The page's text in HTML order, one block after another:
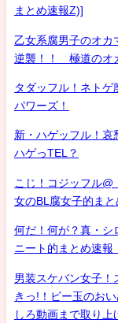
まとめ速報Z)]
乙女系腐男子のオ
逆襲！！ 極道のオ
タダッフル！ネト
パワーズ！
新・ハゲッフル！哀
ハゲっTEL？
こじ！コジッフル
女のBL腐女子的まと
何だ！何が？真・
ニート的まとめ速報
男装スケバン女子！
きっ!！ビー玉のお
しろ動画まで取り上